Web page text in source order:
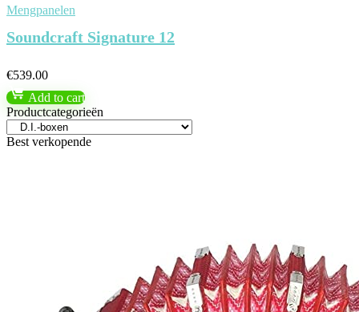
Mengpanelen
Soundcraft Signature 12
€539.00
Add to cart
Productcategorieën
Best verkopende